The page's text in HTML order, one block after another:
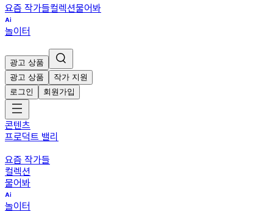
요즘 작가들컬렉션물어봐
놀이터
광고 상품
광고 상품
작가 지원
로그인
회원가입
콘텐츠
프로덕트 밸리
요즘 작가들
컬렉션
물어봐
놀이터